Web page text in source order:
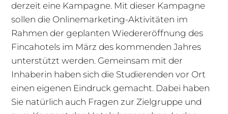
derzeit eine Kampagne. Mit dieser Kampagne
sollen die Onlinemarketing-Aktivitäten im
Rahmen der geplanten Wiedereröffnung des
Fincahotels im März des kommenden Jahres
unterstützt werden. Gemeinsam mit der
Inhaberin haben sich die Studierenden vor Ort
einen eigenen Eindruck gemacht. Dabei haben
Sie natürlich auch Fragen zur Zielgruppe und